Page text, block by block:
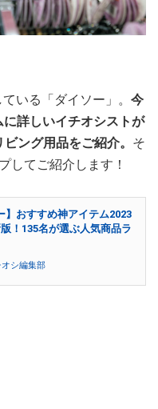
いる「ダイソー」。 今
詳しいイチオシストが
ング用品をご紹介。 そ
してご紹介します！
】おすすめ神アイテム2023
！135名が選ぶ人気商品ラ
オシ編集部